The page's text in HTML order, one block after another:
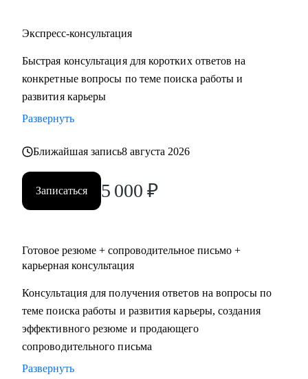
Экспресс-консультация
Быстрая консультация для коротких ответов на
конкретные вопросы по теме поиска работы и
развития карьеры
Развернуть
Ближайшая запись8 августа 2026
Записаться 5 000 ₽
Готовое резюме + сопроводительное письмо +
карьерная консультация
Консультация для получения ответов на вопросы по
теме поиска работы и развития карьеры, создания
эффективного резюме и продающего
сопроводительного письма
Развернуть